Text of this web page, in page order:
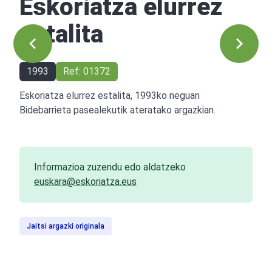
Eskoriatza elurrez
estalita
1993 Ref: 01372
Eskoriatza elurrez estalita, 1993ko neguan
Bidebarrieta pasealekutik ateratako argazkian.
Informazioa zuzendu edo aldatzeko
euskara@eskoriatza.eus
Jaitsi argazki originala